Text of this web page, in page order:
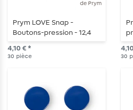
de Prym
Prym LOVE Snap -
Boutons-pression - 12,4
mm - menthe - 30 pièces
4,10 € *
30 pièce 30